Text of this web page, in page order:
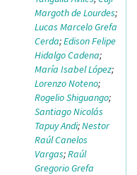
Margoth de Lourdes;
Lucas Marcelo Grefa
Cerda;Edison Felipe
Hidalgo Cadena;
María Isabel López;
Lorenzo Noteno;
Rogelio Shiguango;
Santiago Nicolás
Tapuy Andi;Nestor
Raúl Canelos
Vargas;Raúl
Gregorio Grefa